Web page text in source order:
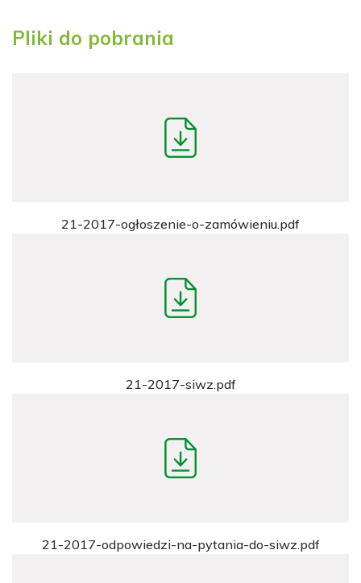
Pliki do pobrania
21-2017-ogłoszenie-o-zamówieniu.pdf
21-2017-siwz.pdf
21-2017-odpowiedzi-na-pytania-do-siwz.pdf